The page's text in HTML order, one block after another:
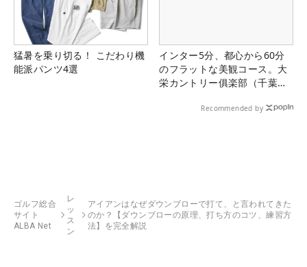
猛暑を乗り切る！ こだわり機
能派パンツ4選
インター5分、都心から60分
のフラットな美観コース。大
栄カントリー俱楽部（千葉
Recommended by
ゴルフ総合
サイト
ALBA Net
レ
ッ
ス
ン
アイアンはなぜダウンブローで打て、と言われてきた
のか？【ダウンブローの原理、打ち方のコツ、練習方
法】を完全解説